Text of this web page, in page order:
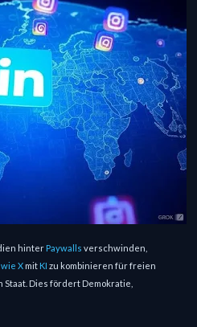
hinterPaywalls verschwinden,
X mitKI zu kombinieren für freien
Staat. Dies fördert Demokratie,